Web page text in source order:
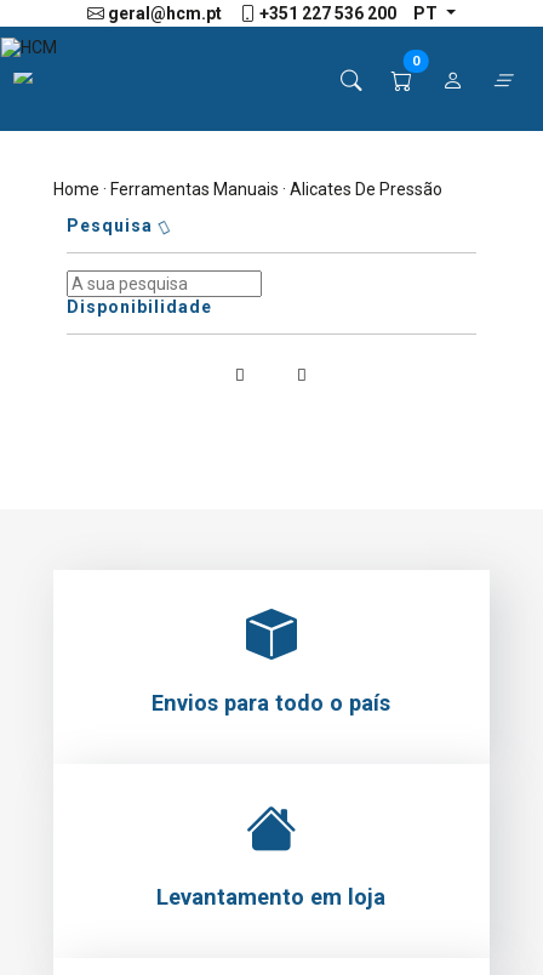
geral@hcm.pt +351 227 536 200 PT
0
Home ·Ferramentas Manuais · Alicates De Pressão
Pesquisa
Disponibilidade
Envios para todo o país
Levantamento em loja